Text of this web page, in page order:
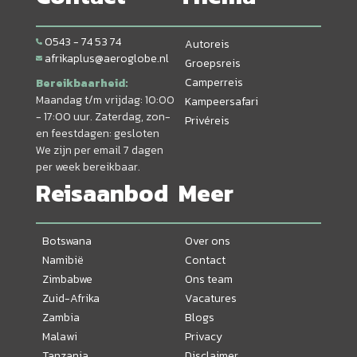
0543 - 74 53 74
afrikaplus@aeroglobe.nl
Bereikbaarheid:
Maandag t/m vrijdag: 10:00
- 17:00 uur. Zaterdag, zon-
en feestdagen: gesloten
We zijn per email 7 dagen
per week bereikbaar.
Autoreis
Groepsreis
Camperreis
Kampeersafari
Privéreis
Reisaanbod
Botswana
Namibië
Zimbabwe
Zuid-Afrika
Zambia
Malawi
Meer
Over ons
Contact
Ons team
Vacatures
Blogs
Privacy